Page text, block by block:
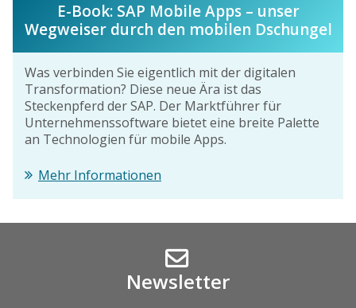
E-Book: SAP Mobile Apps – unser
Wegweiser durch den mobilen Dschungel
Was verbinden Sie eigentlich mit der digitalen
Transformation? Diese neue Ära ist das
Steckenpferd der SAP. Der Marktführer für
Unternehmenssoftware bietet eine breite Palette
an Technologien für mobile Apps.
Mehr Informationen
Newsletter